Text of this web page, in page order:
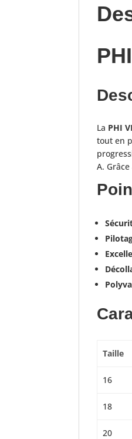
La PHI
tout en
A.
Taille
16
18
20